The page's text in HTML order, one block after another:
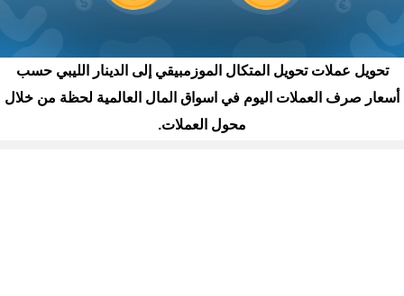
تحويل عملات تحويل المتكال الموزمبيقي إلى الدينار الليبي حسب
أسعار صرف العملات اليوم في اسواق المال العالمية لحظة من خلال
محول العملات.